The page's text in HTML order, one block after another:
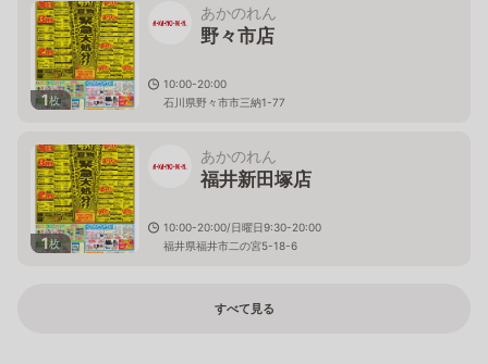
1枚
あかのれん
野々市店
10:00-20:00
石川県野々市市三納1-77
1枚
あかのれん
福井新田塚店
10:00-20:00/日曜日9:30-20:00
福井県福井市二の宮5-18-6
すべて見る